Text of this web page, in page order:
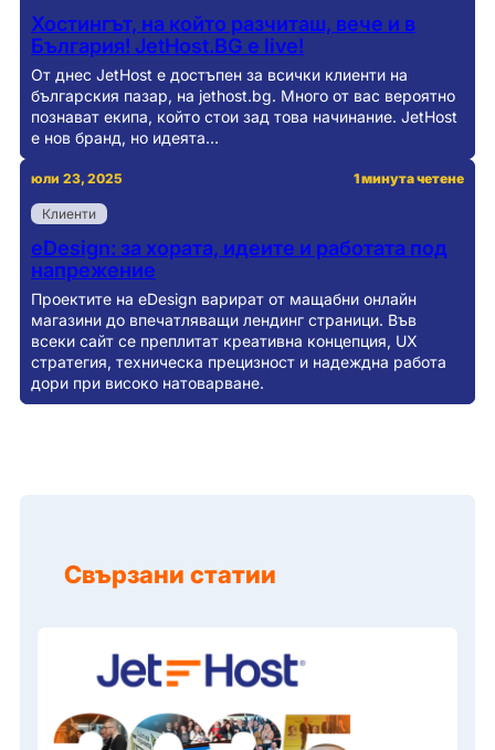
Хостингът, на който разчиташ, вече и в
България! JetHost.BG e live!
От днес JetHost е достъпен за всички клиенти на
българския пазар, на jethost.bg. Много от вас вероятно
познават екипа, който стои зад това начинание. JetHost
е нов бранд, но идеята…
юли 23, 2025 1 минута четене
Клиенти
eDesign: за хората, идеите и работата под
напрежение
Проектите на eDesign варират от мащабни онлайн
магазини до впечатляващи лендинг страници. Във
всеки сайт се преплитат креативна концепция, UX
стратегия, техническа прецизност и надеждна работа
дори при високо натоварване.
Свързани статии